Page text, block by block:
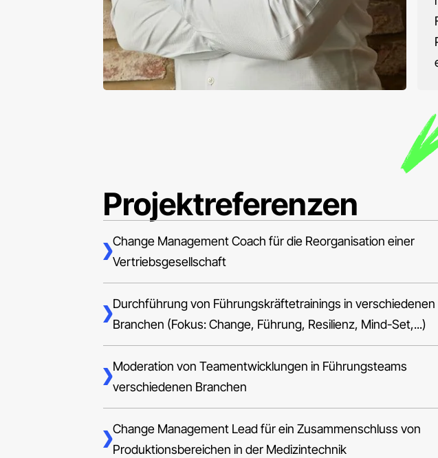
Projektreferenzen
Change Management Coach für die Reorganisation einer
Vertriebsgesellschaft
Durchführung von Führungskräftetrainings in verschiedenen
Branchen (Fokus: Change, Führung, Resilienz, Mind-Set,...)
Moderation von Teamentwicklungen in Führungsteams
verschiedenen Branchen
Change Management Lead für ein Zusammenschluss von
Produktionsbereichen in der Medizintechnik